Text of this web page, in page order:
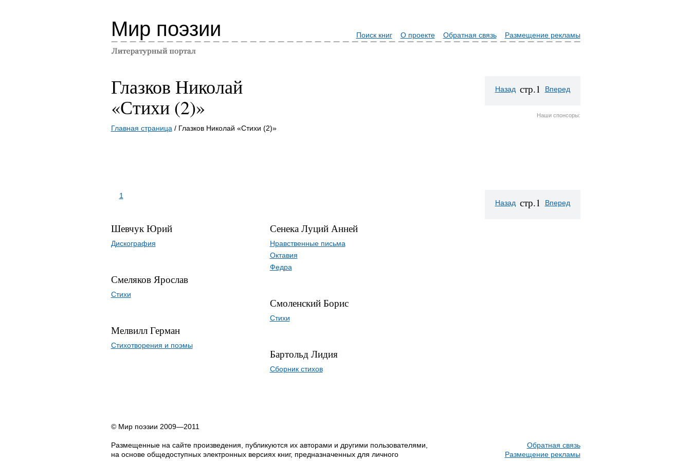
Мир поэзии Поиск книг О проекте Обратная связь Размещение рекламы
Глазков Николай
«Стихи (2)»
Главная страница / Глазков Николай «Стихи (2)»
Назад стр.1 Вперед
Наши спонсоры:
1
Шевчук Юрий
Дискография
Смеляков Ярослав
Стихи
Мелвилл Герман
Стихотворения и поэмы
Сенека Луций Анней
Нравственные письма
Октавия
Федра
Смоленский Борис
Стихи
Бартольд Лидия
Сборник стихов
Назад стр.1 Вперед
© Мир поэзии 2009—2011
Размещенные на сайте произведения, публикуются их авторами и другими пользователями,
на основе общедоступных электронных версиях книг, предназначенных для личного
Обратная связь
Размещение рекламы